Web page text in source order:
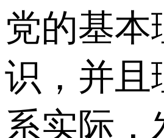
党的基本
识，并且
系实际，